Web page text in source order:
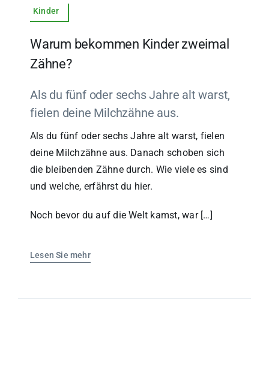
Kinder
Warum bekommen Kinder zweimal
Zähne?
Als du fünf oder sechs Jahre alt warst,
fielen deine Milchzähne aus.
Als du fünf oder sechs Jahre alt warst, fielen
deine Milchzähne aus. Danach schoben sich
die bleibenden Zähne durch. Wie viele es sind
und welche, erfährst du hier.
Noch bevor du auf die Welt kamst, war […]
Lesen Sie mehr